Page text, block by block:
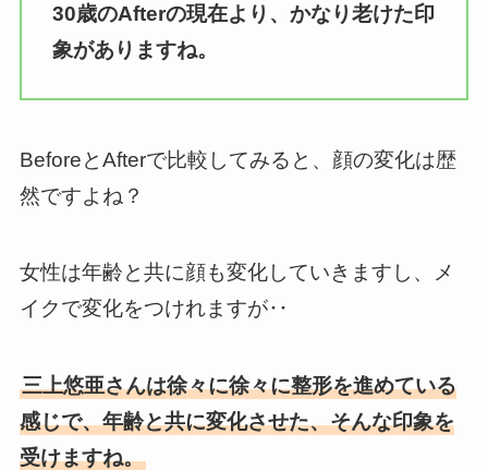
30歳のAfterの現在より、かなり老けた印
象がありますね。
BeforeとAfterで比較してみると、顔の変化は歴
然ですよね？
女性は年齢と共に顔も変化していきますし、メ
イクで変化をつけれますが‥
三上悠亜さんは徐々に徐々に整形を進めている
感じで、年齢と共に変化させた、そんな印象を
受けますね。